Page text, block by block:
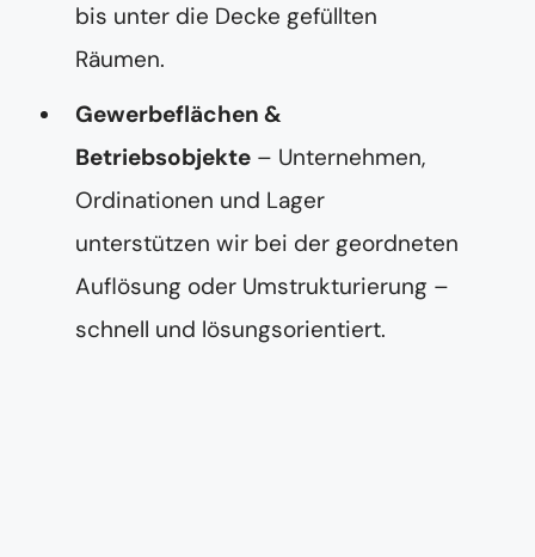
bis unter die Decke gefüllten
Räumen.
Gewerbeflächen &
Betriebsobjekte – Unternehmen,
Ordinationen und Lager
unterstützen wir bei der geordneten
Auflösung oder Umstrukturierung –
schnell und lösungsorientiert.